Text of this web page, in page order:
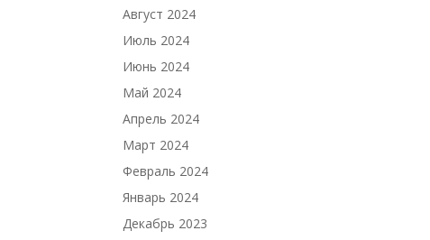
Август 2024
Июль 2024
Июнь 2024
Май 2024
Апрель 2024
Март 2024
Февраль 2024
Январь 2024
Декабрь 2023